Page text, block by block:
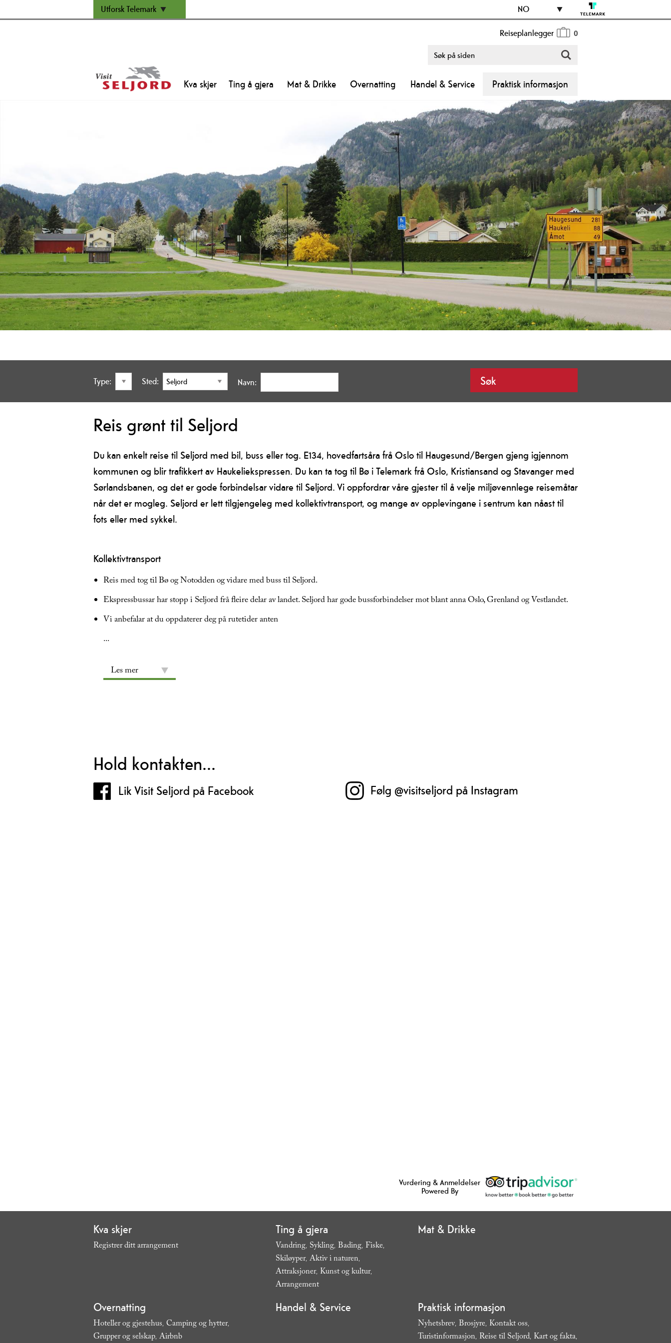
Utforsk Telemark NO
Reiseplanlegger 0
Kva skjer Ting å gjera Mat & Drikke Overnatting Handel & Service Praktisk informasjon
Type: Sted: Navn:
Reis grønt til Seljord
Du kan enkelt reise til Seljord med bil, buss eller tog. E134, hovedfartsåra frå Oslo til Haugesund/Bergen gjeng igjennom
kommunen og blir trafikkert av Haukeliekspressen. Du kan ta tog til Bø i Telemark frå Oslo, Kristiansand og Stavanger med
Sørlandsbanen, og det er gode forbindelsar vidare til Seljord. Vi oppfordrar våre gjester til å velje miljøvennlege reisemåtar
når det er mogleg. Seljord er lett tilgjengeleg med kollektivtransport, og mange av opplevingane i sentrum kan nåast til
fots eller med sykkel.
Kollektivtransport
Reis med tog til Bø og Notodden og vidare med buss til Seljord.
Ekspressbussar har stopp i Seljord frå fleire delar av landet. Seljord har gode bussforbindelser mot blant anna Oslo, Grenland og Vestlandet.
Vi anbefalar at du oppdaterer deg på rutetider anten
...
Les mer
Hold kontakten...
Lik Visit Seljord på Facebook Følg @visitseljord på Instagram
Vurdering & Anmeldelser
Powered By
Kva skjer
Registrer ditt arrangement
Ting å gjera
Vandring, Sykling, Bading, Fiske,
Skiløyper, Aktiv i naturen,
Attraksjoner, Kunst og kultur,
Arrangement,
Mat & Drikke
Overnatting
Hoteller og gjestehus, Camping og hytter,
Grupper og selskap, Airbnb
Handel & Service Praktisk informasjon
Nyhetsbrev, Brosjyre, Kontakt oss,
Turistinformasjon, Reise til Seljord, Kart og fakta,